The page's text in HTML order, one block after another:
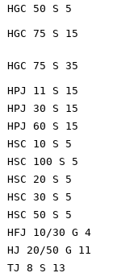
HGC 50 S 5
HGC 75 S 15
HGC 75 S 35
HPJ 11 S 15
HPJ 30 S 15
HPJ 60 S 15
HSC 10 S 5
HSC 100 S 5
HSC 20 S 5
HSC 30 S 5
HSC 50 S 5
HFJ 10/30 G 4
HJ 20/50 G 11
TJ 8 S 13